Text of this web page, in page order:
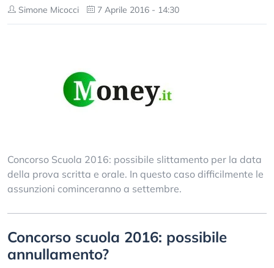
Simone Micocci 7 Aprile 2016 - 14:30
Concorso Scuola 2016: possibile slittamento per la data
della prova scritta e orale. In questo caso difficilmente le
assunzioni cominceranno a settembre.
Concorso scuola 2016: possibile
annullamento?